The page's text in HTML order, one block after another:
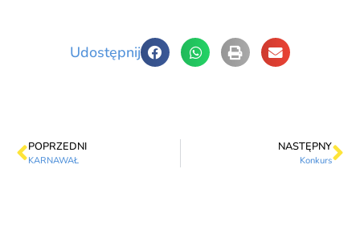
Udostępnij
POPRZEDNI
KARNAWAŁ
NASTĘPNY
Konkurs